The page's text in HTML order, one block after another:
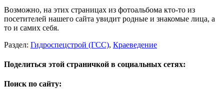
Возможно, на этих страницах из фотоальбома кто-то из
посетителей нашего сайта увидит родные и знакомые лица, а
то и самих себя.
Раздел: Гидроспецстрой (ГСС), Краеведение
Поделиться этой страничкой в социальных сетях:
Поиск по сайту: